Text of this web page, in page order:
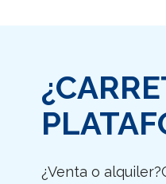
¿Venta o